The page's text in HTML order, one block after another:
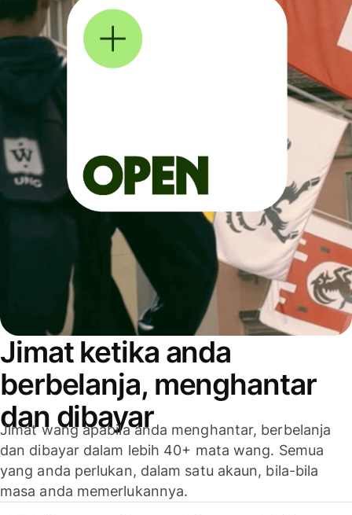
Jimat ketika anda
berbelanja, menghantar
dan dibayar
Jimat wang apabila anda menghantar, berbelanja
dan dibayar dalam lebih 40+ mata wang. Semua
yang anda perlukan, dalam satu akaun, bila-bila
masa anda memerlukannya.